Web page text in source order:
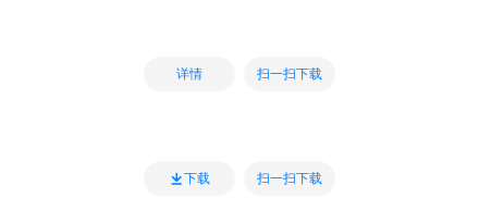
详情 扫一扫下载
下载 扫一扫下载